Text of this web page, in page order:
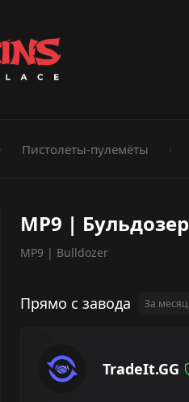
Пистолеты-пулемёты
MP9 | Бульдозер
MP9 | Bulldozer
Прямо с завода За месяц
TradeIt.GG